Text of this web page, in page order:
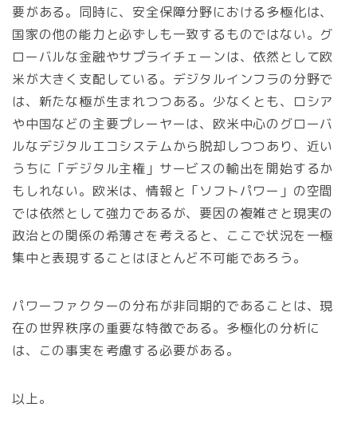
要がある。同時に、安全保障分野における多極化は、
国家の他の能力と必ずしも一致するものではない。グ
ローバルな金融やサプライチェーンは、依然として欧
米が大きく支配している。デジタルインフラの分野で
は、新たな極が生まれつつある。少なくとも、ロシア
や中国などの主要プレーヤーは、欧米中心のグローバ
ルなデジタルエコシステムから脱却しつつあり、近い
うちに「デジタル主権」サービスの輸出を開始するか
もしれない。欧米は、情報と「ソフトパワー」の空間
では依然として強力であるが、要因の複雑さと現実の
政治との関係の希薄さを考えると、ここで状況を一極
集中と表現することはほとんど不可能であろう。
パワーファクターの分布が非同期的であることは、現
在の世界秩序の重要な特徴である。多極化の分析に
は、この事実を考慮する必要がある。
以上。